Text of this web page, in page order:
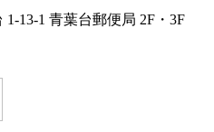
13-1 青葉台郵便局 2F・3F